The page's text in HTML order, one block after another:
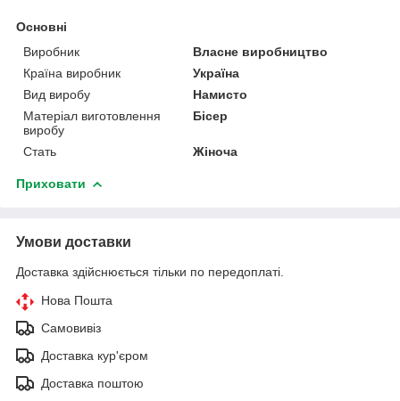
Основні
Виробник
Власне виробництво
Країна виробник
Україна
Вид виробу
Намисто
Матеріал виготовлення
виробу
Бісер
Стать Жіноча
Приховати
Умови доставки
Доставка здійснюється тільки по передоплаті.
Нова Пошта
Самовивіз
Доставка кур'єром
Доставка поштою